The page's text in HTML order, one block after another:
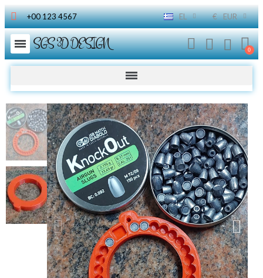
+00 123 4567 EL € EUR
SGS 3D DESIGN